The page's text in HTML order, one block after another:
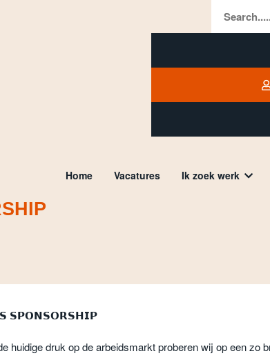
Home Vacatures Ik zoek werk
𝗦𝗣𝗢𝗡𝗦𝗢𝗥𝗦𝗛𝗜𝗣
huidige druk op de arbeidsmarkt proberen wij op een zo